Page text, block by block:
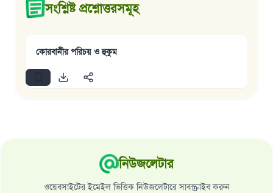
সংশ্লিষ্ট প্রশ্নোত্তরসমূহ
কোরবানীর পরিচয় ও হুকুম
নিউজলেটার
ওয়েবসাইটের ইমেইল ভিত্তিক নিউজলেটারে সাবস্ক্রাইব করুন